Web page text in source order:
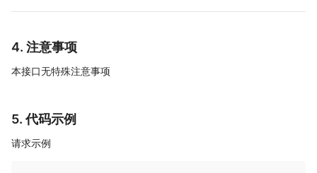
4. 注意事项
本接口无特殊注意事项
5. 代码示例
请求示例